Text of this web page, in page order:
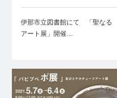
伊那市立図書館にて 「聖なる
アート展」開催…